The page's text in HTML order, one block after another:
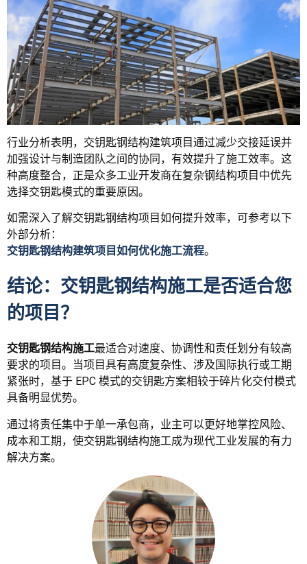
行业分析表明，交钥匙钢结构建筑项目通过减少交接延误并
加强设计与制造团队之间的协同，有效提升了施工效率。这
种高度整合，正是众多工业开发商在复杂钢结构项目中优先
选择交钥匙模式的重要原因。
如需深入了解交钥匙钢结构项目如何提升效率，可参考以下
外部分析：
交钥匙钢结构建筑项目如何优化施工流程。
结论：交钥匙钢结构施工是否适合您
的项目？
交钥匙钢结构施工最适合对速度、协调性和责任划分有较高
要求的项目。当项目具有高度复杂性、涉及国际执行或工期
紧张时，基于 EPC 模式的交钥匙方案相较于碎片化交付模式
具备明显优势。
通过将责任集中于单一承包商，业主可以更好地掌控风险、
成本和工期，使交钥匙钢结构施工成为现代工业发展的有力
解决方案。